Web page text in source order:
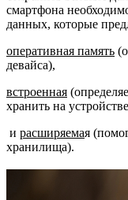
смартфона
данных, которые
оперативная память
девайса),
встроенная
хранить на
и расширяемая
хранилища).